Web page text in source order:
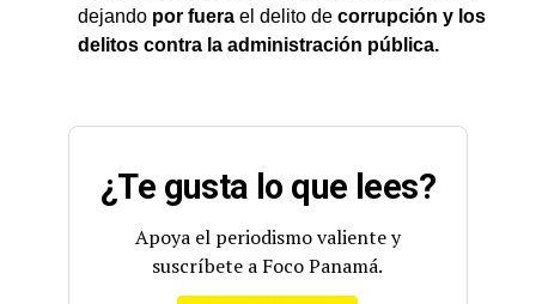
dejando por fuera el delito de corrupción y los
delitos contra la administración pública.
¿Te gusta lo que lees?
Apoya el periodismo valiente y
suscríbete a Foco Panamá.